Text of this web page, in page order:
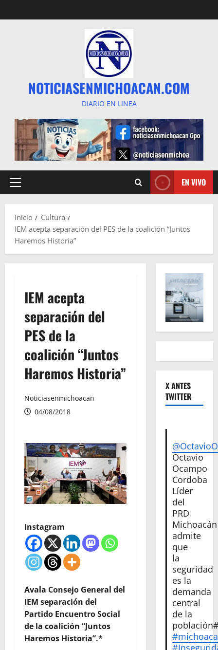
al
NOTICIASENMICHOACAN.COM
DIARIO EN LINEA
Menú
EN VIVO
Inicio
Cultura
IEM acepta separación del PES de la coalición “Juntos
Haremos Historia”
IEM acepta
separación del
PES de la
coalición “Juntos
Haremos Historia”
Noticiasenmichoacan
04/08/2018
Instagram
Avala Consejo General del
IEM separación del
Partido Encuentro Social
de la coalición “Juntos
Haremos Historia”.*
X ANTES
TWITTER
Octavio
Ocampo
Cordoba
Líder
del
PRD
Michoacán
admite
que
la
seguridad
es la
demanda
central
de la